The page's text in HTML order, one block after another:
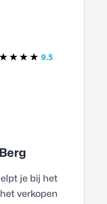
je bij het
verkopen